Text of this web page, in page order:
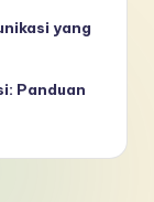
yang
Panduan